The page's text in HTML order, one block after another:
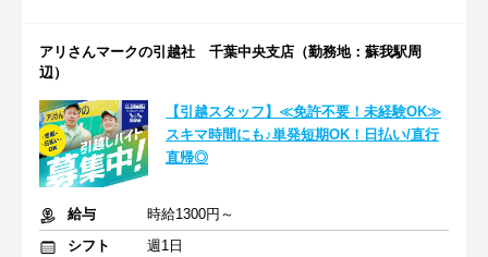
アリさんマークの引越社 千葉中央支店（勤務地：蘇我駅周
辺）
【引越スタッフ】≪免許不要！未経験OK≫
スキマ時間にも♪単発短期OK！日払い/直行
直帰◎
給与
時給1300円～
シフト
週1日